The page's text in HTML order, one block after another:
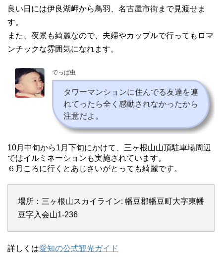
良い日には伊良湖岬から鳥羽、名古屋市街まで見渡せま
す。
また、夜景も綺麗なので、夫婦やカップルで行ってもロマ
ンチックな雰囲気になれます。
でっぱ虫
タワーマンションに住んでる友達を連
れてったら全く感動されなかったから
注意だよ。
10月中旬から1月下旬にかけて、三ヶ根山山頂駐車場周辺
ではイルミネーションも実施されています。
６月ころに行くとあじさいがとっても綺麗です。
場所：三ヶ根山スカイライン: 幡豆郡幡豆町大字東幡
豆字入会山1-236
詳しくは愛知の公式観光ガイド